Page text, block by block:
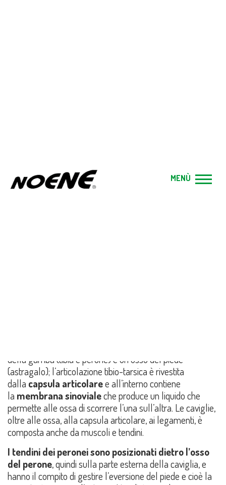
MENÙ
Pubblicato il:14 Set, 2020
della gamba (tibia e perone) e un osso del piede
(astragalo); l’articolazione tibio-tarsica è rivestita
dalla capsula articolaree all’interno contiene
la membrana sinovialeche produce un liquido che
permette alle ossa di scorrere l’una sull’altra. Le caviglie,
oltre alle ossa, alla capsula articolare, ai legamenti, è
composta anche da muscoli e tendini.
I tendini dei peronei sono posizionati dietro l’osso
del perone, quindi sulla parte esterna della caviglia, e
hanno il compito di gestire l’eversione del piede e cioè la